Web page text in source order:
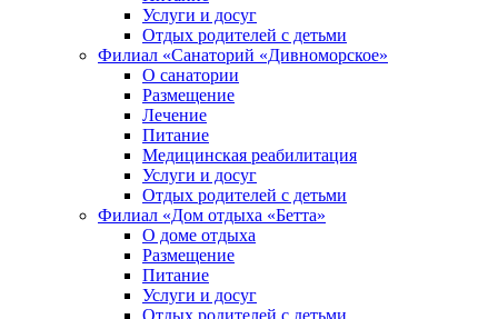
Услуги и досуг
Отдых родителей с детьми
Филиал «Санаторий «Дивноморское»
О санатории
Размещение
Лечение
Питание
Медицинская реабилитация
Услуги и досуг
Отдых родителей с детьми
Филиал «Дом отдыха «Бетта»
О доме отдыха
Размещение
Питание
Услуги и досуг
Отдых родителей с детьми